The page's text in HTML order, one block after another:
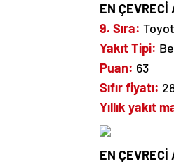
EN
9. Sıra:
Yakıt Tipi:
Puan: 63
Sıfır fiyatı:
Yıllık yakıt
EN